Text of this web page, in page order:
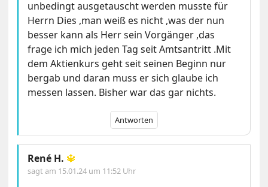
unbedingt ausgetauscht werden musste für
Herrn Dies ,man weiß es nicht ,was der nun
besser kann als Herr sein Vorgänger ,das
frage ich mich jeden Tag seit Amtsantritt .Mit
dem Aktienkurs geht seit seinen Beginn nur
bergab und daran muss er sich glaube ich
messen lassen. Bisher war das gar nichts.
Antworten
René H. 🔱
sagt am 15.01.24 um 11:52 Uhr